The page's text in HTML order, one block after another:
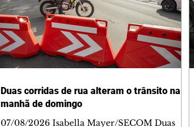
Duas corridas de rua alteram o trânsito na
manhã de domingo
07/08/2026 Isabella Mayer/SECOM Duas